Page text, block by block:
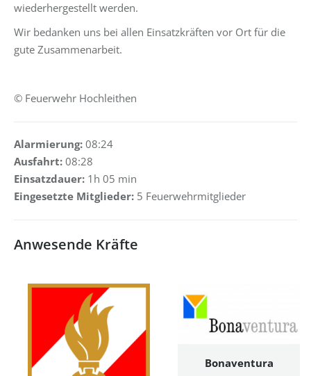
wiederhergestellt werden.
Wir bedanken uns bei allen Einsatzkräften vor Ort für die
gute Zusammenarbeit.
© Feuerwehr Hochleithen
Alarmierung: 08:24
Ausfahrt: 08:28
Einsatzdauer: 1h 05 min
Eingesetzte Mitglieder: 5 Feuerwehrmitglieder
Anwesende Kräfte
Bonaventura